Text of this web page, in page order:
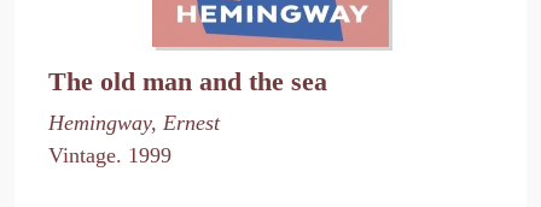
The old man and the sea
Hemingway, Ernest
Vintage. 1999